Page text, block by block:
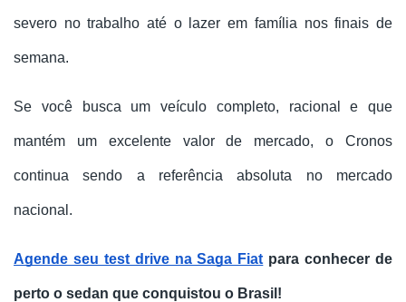
severo no trabalho até o lazer em família nos finais de
semana.
Se você busca um veículo completo, racional e que
mantém um excelente valor de mercado, o Cronos
continua sendo a referência absoluta no mercado
nacional.
Agende seu test drive na Saga Fiat para conhecer de
perto o sedan que conquistou o Brasil!